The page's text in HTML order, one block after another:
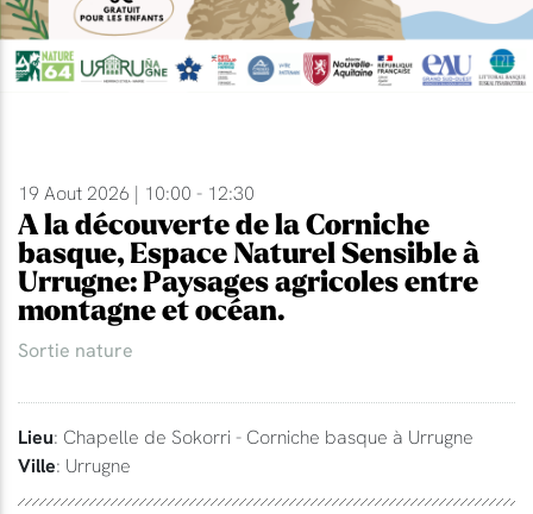
19 Aout 2026 | 10:00 - 12:30
A la découverte de la Corniche
basque, Espace Naturel Sensible à
Urrugne: Paysages agricoles entre
montagne et océan.
Sortie nature
Lieu: Chapelle de Sokorri - Corniche basque à Urrugne
Ville: Urrugne